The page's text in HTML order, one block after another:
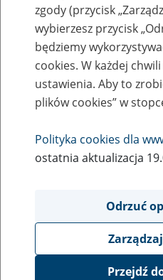
Zaproś ZUS do
eZUS w siedzibie
Rodzaj wydarzenia
Szkolenia
obsługa klientów
Event description
zgody (przycisk
wybierzesz przycisk
będziemy
cookies. W każdej
ustawienia. Aby to
plików cookies” w
Polityka cookies dla
ostatnia aktualizacja
Odrzuć
Przejdź